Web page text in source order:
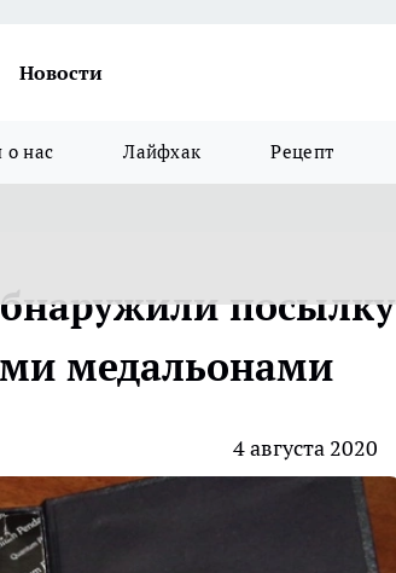
Новости
нас Лайфхак Рецепт
посылку
медальонами
4 августа 2020